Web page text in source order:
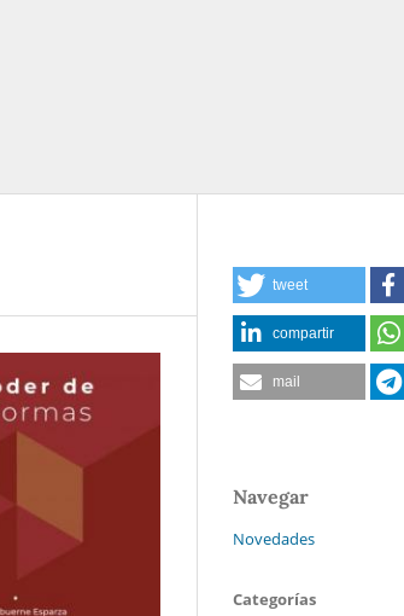
tweet
compartir
mail
Navegar
Novedades
Categorías